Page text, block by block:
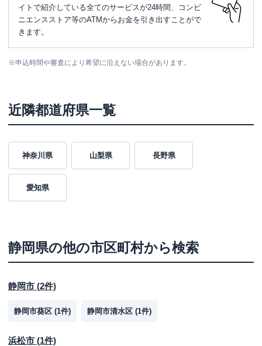
イトで紹介している全てのサービスが24時間、コンビ
ニエンスストア等のATMからお金を引き出すことがで
きます。
※申込時間や審査により希望に沿えない場合があります。
近隣都道府県一覧
神奈川県 山梨県 長野県
愛知県
静岡県の他の市区町村から検索
静岡市 (2件)
静岡市葵区 (1件) 静岡市清水区 (1件)
浜松市 (1件)